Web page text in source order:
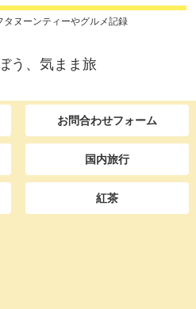
タヌーンティーやグルメ記録
う、気まま旅
お問合わせフォーム
国内旅行
紅茶